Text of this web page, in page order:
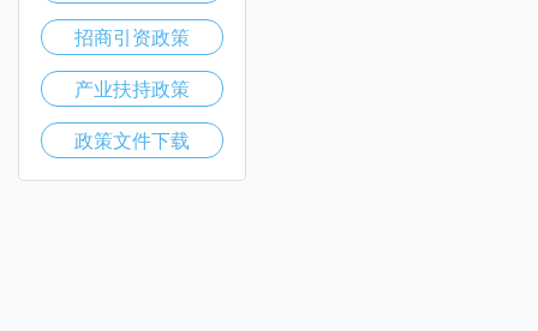
招商引资政策
产业扶持政策
政策文件下载